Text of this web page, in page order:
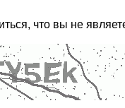
что вы не